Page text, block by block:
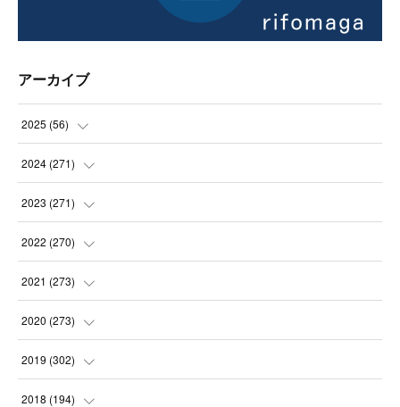
アーカイブ
2025 (56)
(14
(21
(21
2024 (271)
(21
(22
(23
(22
2023 (271)
(22
(23
(23
(21
2022 (270)
(23
(23
(22
(23
2021 (273)
(24
(23
(22
2020 (273)
(24
(22
2019 (302)
(23
2018 (194)